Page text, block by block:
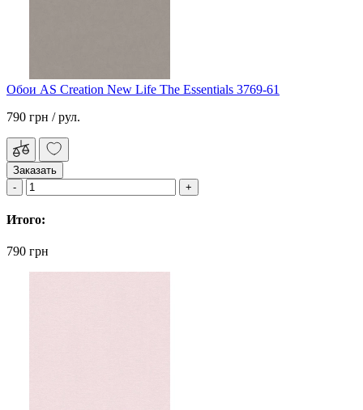
Обои AS Creation New Life The Essentials 3769-61
790 грн / рул.
Заказать
Итого:
790 грн